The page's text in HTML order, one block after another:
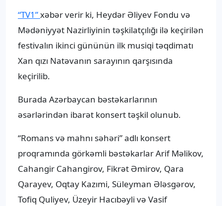
“TV1”xəbər verir ki, Heydər Əliyev Fondu və
Mədəniyyət Nazirliyinin təşkilatçılığı ilə keçirilən
festivalın ikinci gününün ilk musiqi təqdimatı
Xan qızı Natəvanın sarayının qarşısında
keçirilib.
Burada Azərbaycan bəstəkarlarının
əsərlərindən ibarət konsert təşkil olunub.
“Romans və mahnı səhəri” adlı konsert
proqramında görkəmli bəstəkarlar Arif Məlikov,
Cahangir Cahangirov, Fikrət Əmirov, Qara
Qarayev, Oqtay Kazımi, Süleyman Ələsgərov,
Tofiq Quliyev, Üzeyir Hacıbəyli və Vasif